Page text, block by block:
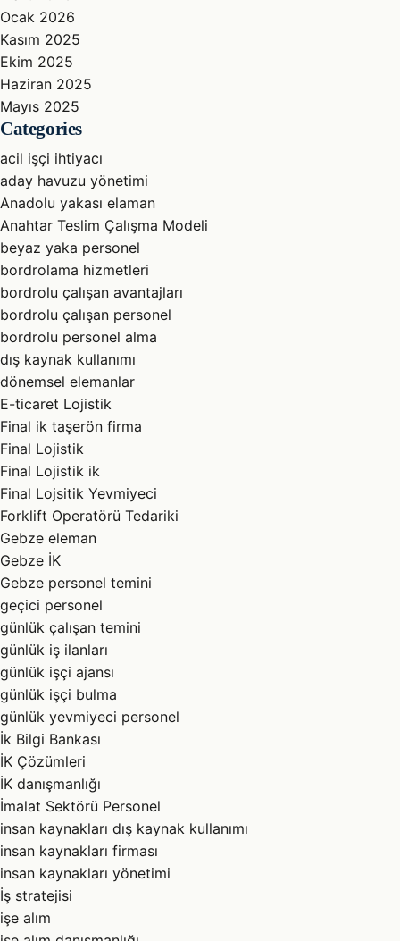
Ocak 2026
Kasım 2025
Ekim 2025
Haziran 2025
Mayıs 2025
Categories
acil işçi ihtiyacı
aday havuzu yönetimi
Anadolu yakası elaman
Anahtar Teslim Çalışma Modeli
beyaz yaka personel
bordrolama hizmetleri
bordrolu çalışan avantajları
bordrolu çalışan personel
bordrolu personel alma
dış kaynak kullanımı
dönemsel elemanlar
E-ticaret Lojistik
Final ik taşerön firma
Final Lojistik
Final Lojistik ik
Final Lojsitik Yevmiyeci
Forklift Operatörü Tedariki
Gebze eleman
Gebze İK
Gebze personel temini
geçici personel
günlük çalışan temini
günlük iş ilanları
günlük işçi ajansı
günlük işçi bulma
günlük yevmiyeci personel
İk Bilgi Bankası
İK Çözümleri
İK danışmanlığı
İmalat Sektörü Personel
insan kaynakları dış kaynak kullanımı
insan kaynakları firması
insan kaynakları yönetimi
İş stratejisi
işe alım